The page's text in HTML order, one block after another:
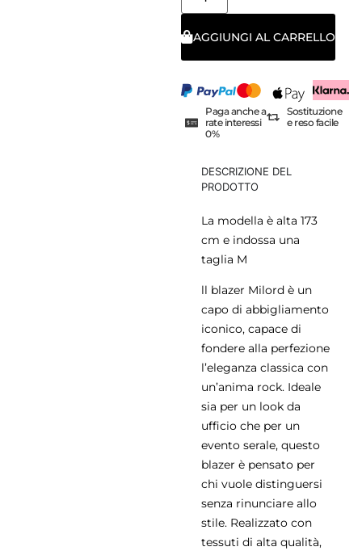
AGGIUNGI AL CARRELLO
Paga anche a
rate interessi
0%
Sostituzione
e reso facile
DESCRIZIONE DEL
PRODOTTO
La modella è alta 173
cm e indossa una
taglia M
ll blazer Milord è un
capo di abbigliamento
iconico, capace di
fondere alla perfezione
l’eleganza classica con
un’anima rock. Ideale
sia per un look da
ufficio che per un
evento serale, questo
blazer è pensato per
chi vuole distinguersi
senza rinunciare allo
stile. Realizzato con
tessuti di alta qualità,